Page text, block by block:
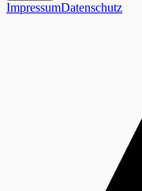
ImpressumDatenschutz